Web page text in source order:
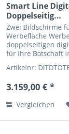
Smart Line
Doppelseitig...
Zwei Bildschirme
Werbefläche
doppelseitigen
für Ihre Botschaft
Artikelnr:
3.159,00 € *
Vergleichen